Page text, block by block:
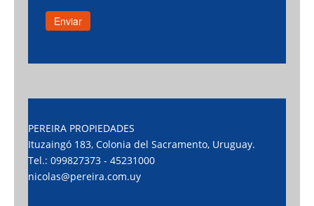
PEREIRA PROPIEDADES
Ituzaingó 183, Colonia del Sacramento, Uruguay.
Tel.: 099827373 - 45231000
nicolas@pereira.com.uy